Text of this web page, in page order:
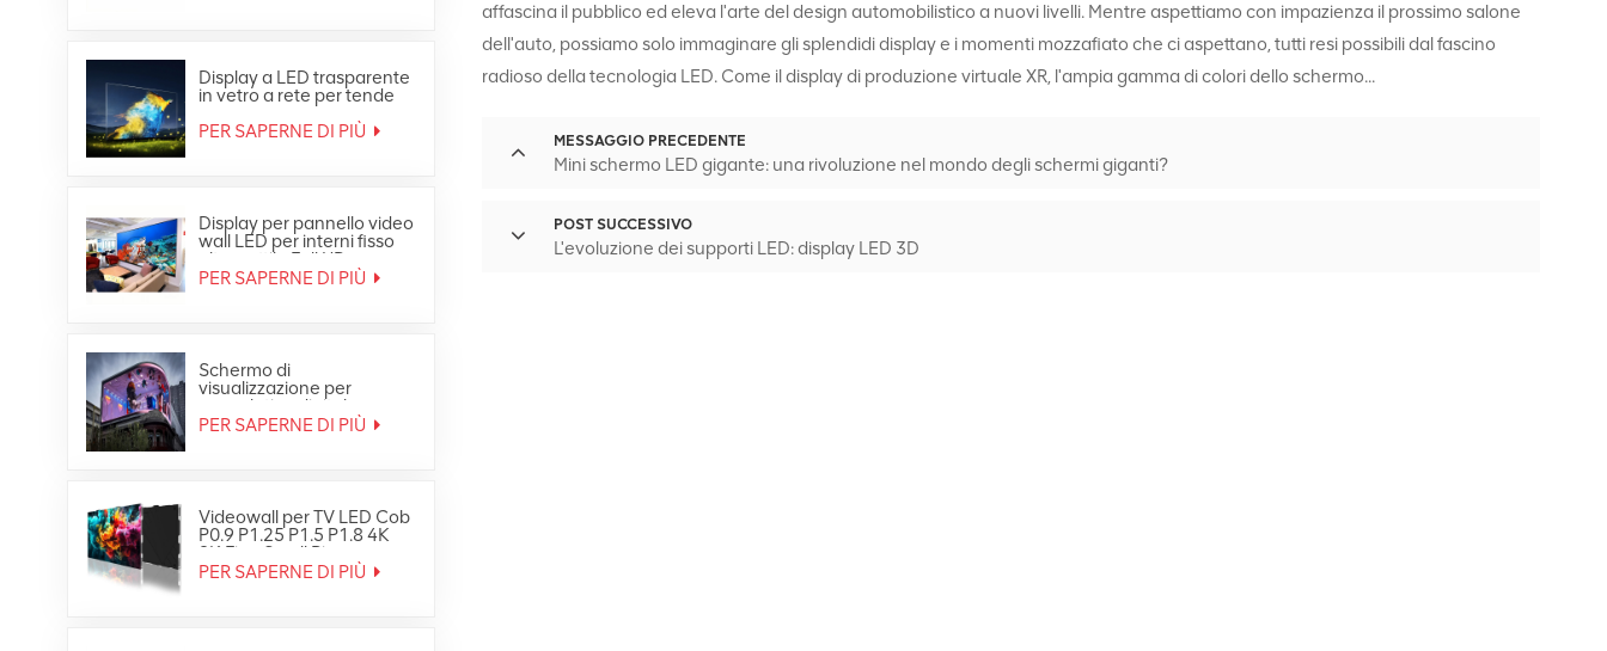
Display a LED trasparente
in vetro a rete per tende
pubblicitarie per finestre
PER SAPERNE DI PIÙ
Display per pannello video
wall LED per interni fisso
ultra sottile Full HD
PER SAPERNE DI PIÙ
Schermo di
visualizzazione per
segnaletica digitale per
video wall LED
PER SAPERNE DI PIÙ
Videowall per TV LED Cob
P0.9 P1.25 P1.5 P1.8 4K
8K Fine Small Pixe
PER SAPERNE DI PIÙ
affascina il pubblico ed eleva l'arte del design automobilistico a nuovi livelli. Mentre aspettiamo con impazienza il prossimo salone
dell'auto, possiamo solo immaginare gli splendidi display e i momenti mozzafiato che ci aspettano, tutti resi possibili dal fascino
radioso della tecnologia LED. Come il display di produzione virtuale XR, l'ampia gamma di colori dello schermo...
MESSAGGIO PRECEDENTE
Mini schermo LED gigante: una rivoluzione nel mondo degli schermi giganti?
POST SUCCESSIVO
L'evoluzione dei supporti LED: display LED 3D